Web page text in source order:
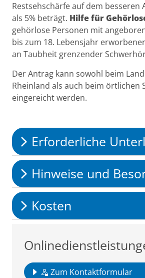
Restsehschärfe auf dem besseren
als 5% beträgt. Hilfe für
gehörlose Personen mit
bis zum 18. Lebensjahr
an Taubheit grenzender
Der Antrag kann sowohl beim
Rheinland als auch beim örtlichen
eingereicht werden.
Erforderliche
Hinweise und
Kosten
Zum Kontaktformular